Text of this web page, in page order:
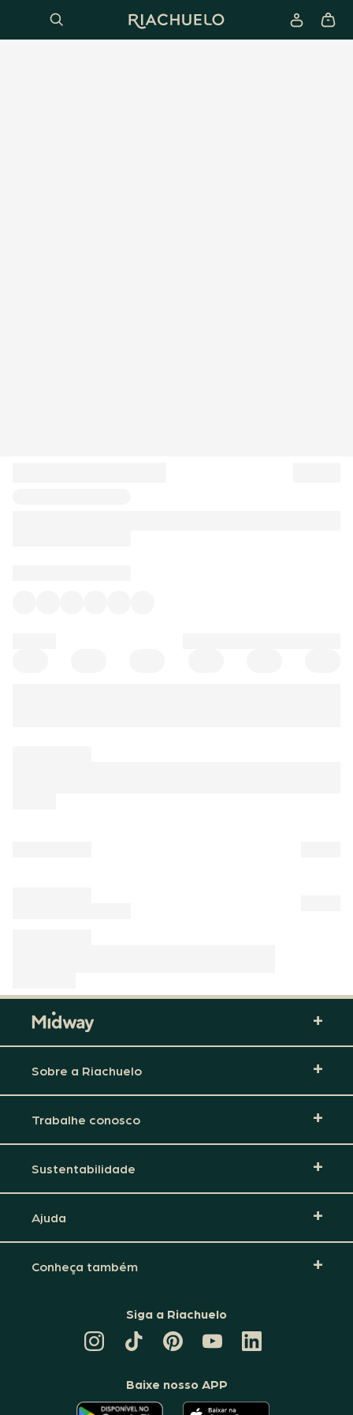
Sobre a Riachuelo
Trabalhe conosco
Sustentabilidade
Ajuda
Conheça também
Siga a Riachuelo
TIKTOK
DA
PINTEREST
DA
CANAL
DA
RIACHUELO
LINKEDIN
DA
Baixe nosso APP
O O